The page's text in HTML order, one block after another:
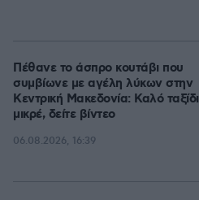
Πέθανε το άσπρο κουτάβι που
συμβίωνε με αγέλη λύκων στην
Κεντρική Μακεδονία: Καλό ταξίδι
μικρέ, δείτε βίντεο
06.08.2026, 16:39